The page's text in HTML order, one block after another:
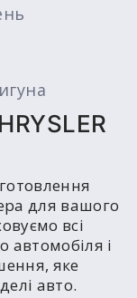
для вашого
всі
автомобіля і
яке
авто.